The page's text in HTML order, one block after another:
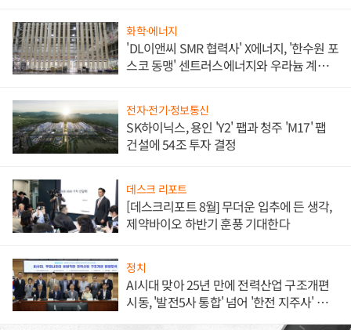
화학·에너지
'DL이앤씨 SMR 협력사' X에너지, '한수원 포
스코 동맹' 센트러스에너지와 우라늄 계약
전자·전기·정보통신
SK하이닉스, 용인 'Y2' 팹과 청주 'M17' 팹
건설에 54조 투자 결정
데스크 리포트
[데스크리포트 8월] 무더운 입추에 든 생각,
제약바이오 하반기 훈풍 기대한다
정치
AI시대 맞아 25년 만에 전력산업 구조개편
시동, '발전5사 통합' 넘어 '한전 지주사' 재편